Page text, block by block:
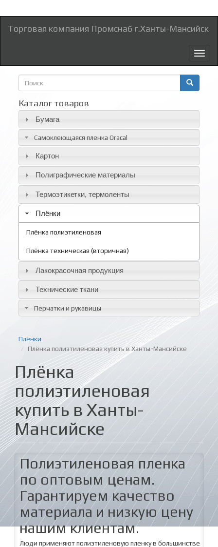
Торговая компания Промснаб г.Ханты-Мансийск
Форма
поиска
Каталог товаров
Бумага
Самоклеющаяся пленка Oracal
Картон
Полиграфические материалы
Термоэтикетки, термоленты
Плёнки
Плёнка полиэтиленовая
Плёнка техническая (вторичная)
Лакокрасочная продукция
Технические ткани
Перчатки и рукавицы
Плёнки
Плёнка полиэтиленовая купить в Ханты-Мансийске
Плёнка
полиэтиленовая
купить в Ханты-
Мансийске
Полиэтиленовая пленка
по оптовым ценам.
Гарантируем качество
материала и низкую цену
нашим клиентам.
Люди применяют полиэтиленовую пленку в большинстве